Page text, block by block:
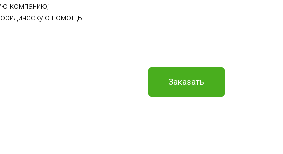
компанию;
помощь.
Заказать